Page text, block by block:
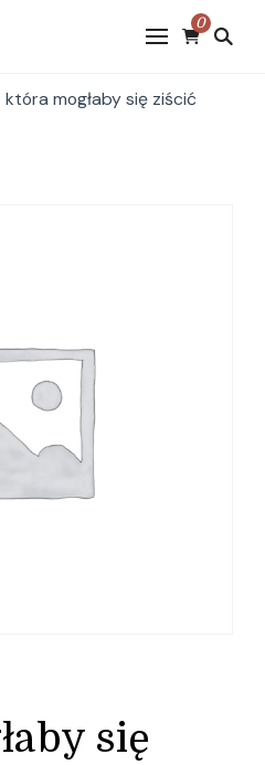
0
która mogłaby się ziścić
się